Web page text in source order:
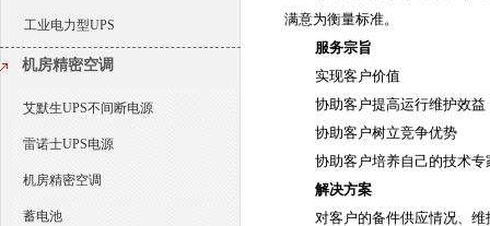
机房精密空调
工业电力型UPS
艾默生UPS不间断电源
雷诺士UPS电源
机房精密空调
蓄电池
满意为衡量标准。
服务宗旨
实现客户价值
协助客户提高运行维护效益
协助客户树立竞争优势
协助客户培养自己的技术专
解决方案
对客户的备件供应情况、